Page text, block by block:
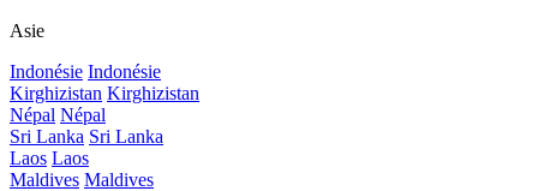
Asie
Indonésie Indonésie
Kirghizistan Kirghizistan
Népal Népal
Sri Lanka Sri Lanka
Laos Laos
Maldives Maldives